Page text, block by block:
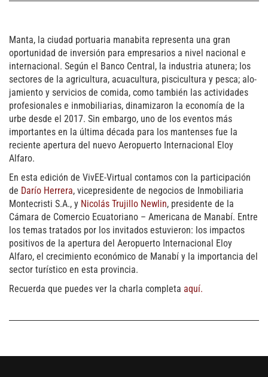
Manta, la ciudad portuaria manabita representa una gran
oportunidad de inversión para empresarios a nivel nacional e
internacional. Según el Banco Central, la industria atunera; los
sectores de la agricultura, acuacultura, piscicultura y pesca; alo­
jamiento y servicios de comida, como también las actividades
profesionales e inmobiliarias, dinamizaron la economía de la
urbe desde el 2017. Sin embargo, uno de los eventos más
importantes en la última década para los mantenses fue la
reciente apertura del nuevo Aeropuerto Internacional Eloy
Alfaro.
En esta edición de VivEE-Virtual contamos con la participación
de Darío Herrera, vicepresidente de negocios de Inmobiliaria
Montecristi S.A., y Nicolás Trujillo Newlin, presidente de la
Cámara de Comercio Ecuatoriano – Americana de Manabí. Entre
los temas tratados por los invitados estuvieron: los impactos
positivos de la apertura del Aeropuerto Internacional Eloy
Alfaro, el crecimiento económico de Manabí y la importancia del
sector turístico en esta provincia.
Recuerda que puedes ver la charla completa aquí.